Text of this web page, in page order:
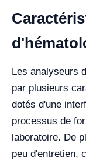
Les analyseurs
par plusieurs
dotés d'une
processus de
laboratoire. De
peu d'entretien,